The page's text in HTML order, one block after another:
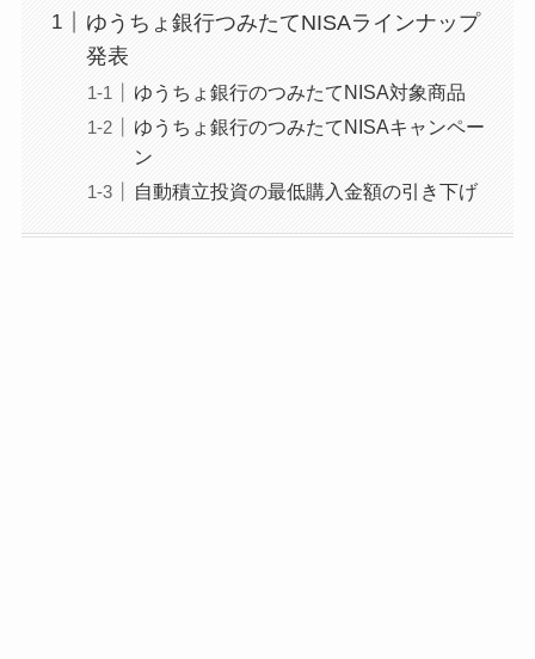
ゆうちょ銀行つみたてNISAラインナップ
発表
ゆうちょ銀行のつみたてNISA対象商品
ゆうちょ銀行のつみたてNISAキャンペー
ン
自動積立投資の最低購入金額の引き下げ